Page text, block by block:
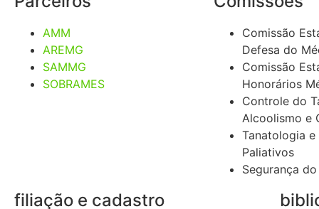
AMM
AREMG
SAMMG
SOBRAMES
Comissão
Defesa do
Comissão
Honorários
Controle do
Alcoolismo e
Tanatologia
Paliativos
Segurança
filiação e cadastro